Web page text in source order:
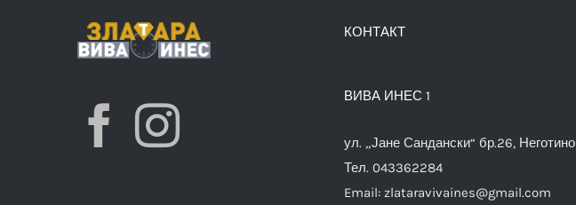
КОНТАКТ
ВИВА ИНЕС 1
ул. „Јане Сандански“ бр.26, Неготино
Тел. 043362284
Email: zlataravivaines@gmail.com